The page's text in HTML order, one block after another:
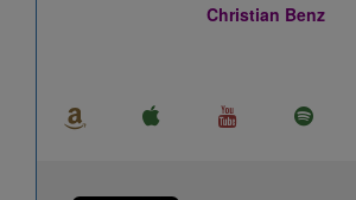
Christian Benz